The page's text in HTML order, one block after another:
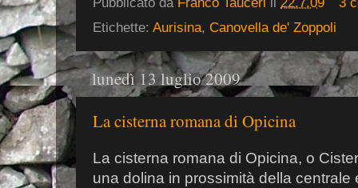
Etichette: Aurisina, Canovella de' Zoppoli
lunedì 13 luglio 2009
La cisterna romana di Opicina
La cisterna romana di Opicina, o
una dolina in prossimità della centrale